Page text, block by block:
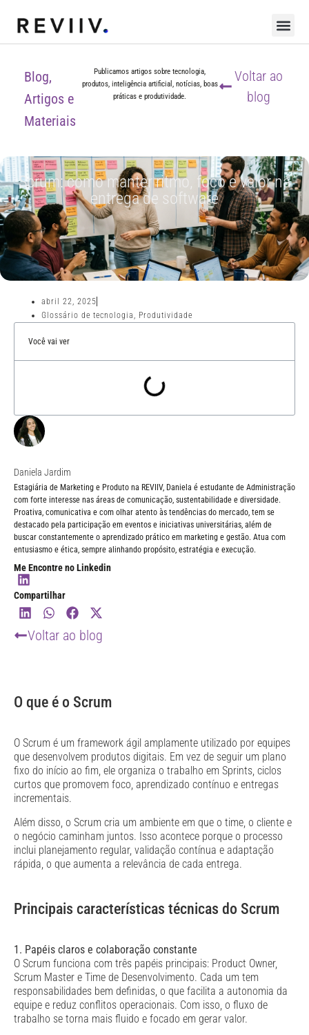
Blog,
Artigos e
Materiais
Publicamos artigos sobre tecnologia,
produtos, inteligência artificial, notícias, boas
práticas e produtividade.
Voltar ao
blog
Scrum: como manter ritmo, foco e valor na
entrega de software
abril 22, 2025
Glossário de tecnologia , Produtividade
Você vai ver
Daniela Jardim
Estagiária de Marketing e Produto na REVIIV, Daniela é estudante de Administração
com forte interesse nas áreas de comunicação, sustentabilidade e diversidade.
Proativa, comunicativa e com olhar atento às tendências do mercado, tem se
destacado pela participação em eventos e iniciativas universitárias, além de
buscar constantemente o aprendizado prático em marketing e gestão. Atua com
entusiasmo e ética, sempre alinhando propósito, estratégia e execução.
Me Encontre no Linkedin
Compartilhar
Voltar ao blog
O que é o Scrum
O Scrum é um framework ágil amplamente utilizado por equipes
que desenvolvem produtos digitais. Em vez de seguir um plano
fixo do início ao fim, ele organiza o trabalho em Sprints, ciclos
curtos que promovem foco, aprendizado contínuo e entregas
incrementais.
Além disso, o Scrum cria um ambiente em que o time, o cliente e
o negócio caminham juntos. Isso acontece porque o processo
inclui planejamento regular, validação contínua e adaptação
rápida, o que aumenta a relevância de cada entrega.
Principais características técnicas do Scrum
1. Papéis claros e colaboração constante
O Scrum funciona com três papéis principais: Product Owner,
Scrum Master e Time de Desenvolvimento. Cada um tem
responsabilidades bem definidas, o que facilita a autonomia da
equipe e reduz conflitos operacionais. Com isso, o fluxo de
trabalho se torna mais fluido e focado em gerar valor.